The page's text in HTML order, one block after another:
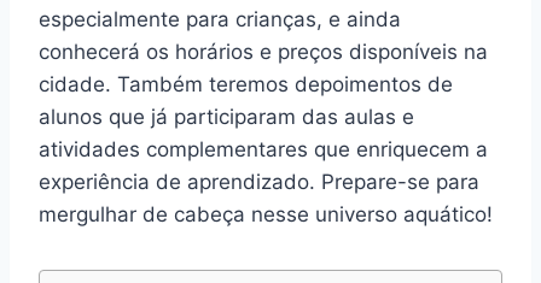
especialmente para crianças, e ainda
conhecerá os horários e preços disponíveis na
cidade. Também teremos depoimentos de
alunos que já participaram das aulas e
atividades complementares que enriquecem a
experiência de aprendizado. Prepare-se para
mergulhar de cabeça nesse universo aquático!